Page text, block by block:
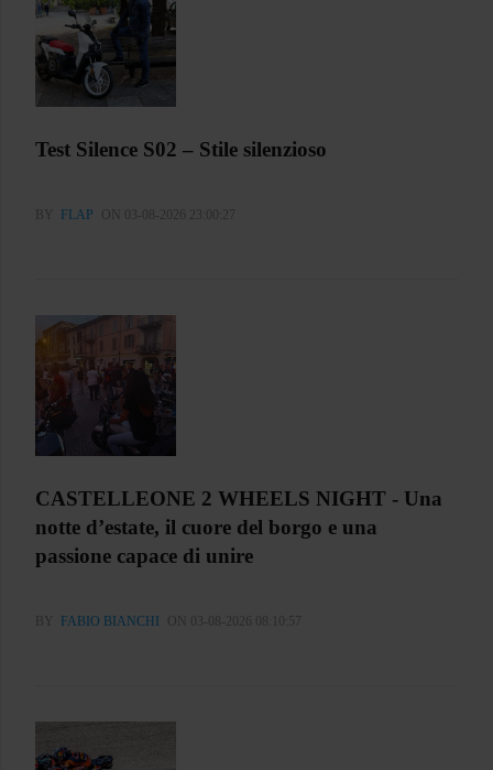
Test Silence S02 – Stile silenzioso
BY FLAP ON 03-08-2026 23:00:27
CASTELLEONE 2 WHEELS NIGHT - Una
notte d’estate, il cuore del borgo e una
passione capace di unire
BY FABIO BIANCHI ON 03-08-2026 08:10:57